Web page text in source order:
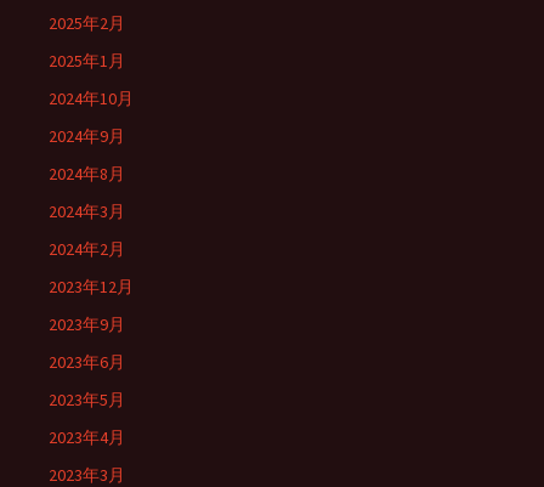
2025年2月
2025年1月
2024年10月
2024年9月
2024年8月
2024年3月
2024年2月
2023年12月
2023年9月
2023年6月
2023年5月
2023年4月
2023年3月